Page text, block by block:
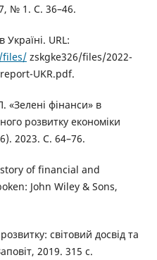
№ 1. С. 36–46.
Україні. URL:
files/zskgke326/files/2022-
UKR.pdf.
«Зелені фінанси» в
розвитку економіки
2023. С. 64–76.
of financial and
John Wiley & Sons,
світовий досвід та
2019. 315 c.